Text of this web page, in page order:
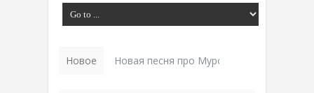
Новое Новая песня про Муром: «Былинный